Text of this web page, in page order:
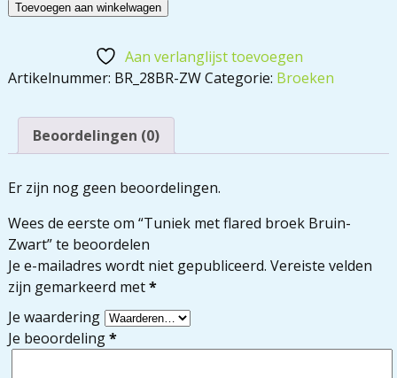
Toevoegen aan winkelwagen
Aan verlanglijst toevoegen
Artikelnummer: BR_28BR-ZWCategorie: Broeken
Beoordelingen (0)
Er zijn nog geen beoordelingen.
Wees de eerste om “Tuniek met flared broek Bruin-
Zwart” te beoordelen
Je e-mailadres wordt niet gepubliceerd. Vereiste velden
zijn gemarkeerd met*
Je waardering
Je beoordeling*